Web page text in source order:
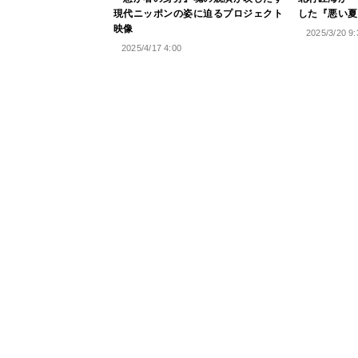
現代ニッポンの姿に迫るプロジェクト
映像
2025/4/17 4:00
した『悪い
2025/3/20